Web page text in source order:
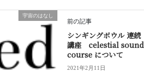
宇宙のはなし
前の記事
シンギングボウル 連続
講座 celestial sound
course について
2021年2月11日